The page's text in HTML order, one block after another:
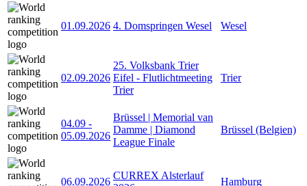
01.09.2026 4. Domspringen Wesel Wesel
02.09.2026
25. Volksbank Trier
Eifel - Flutlichtmeeting
Trier
Trier
04.09 -
05.09.2026
Brüssel | Memorial van
Damme | Diamond
League Finale
Brüssel (Belgien)
06.09.2026
CURREX Alsterlauf
Hamburg